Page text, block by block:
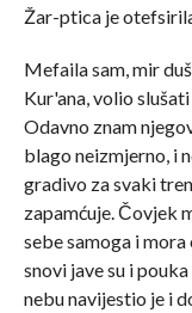
Žar-ptica je
Mefaila sam, mir
Kur'ana, volio
Odavno znam
blago neizmjerno, i
gradivo za svaki
zapamćuje. Čovjek
sebe samoga i
snovi jave su i
nebu navijestio je i